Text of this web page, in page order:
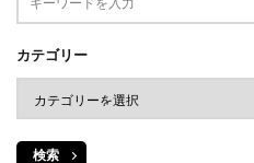
カテゴリー
検索